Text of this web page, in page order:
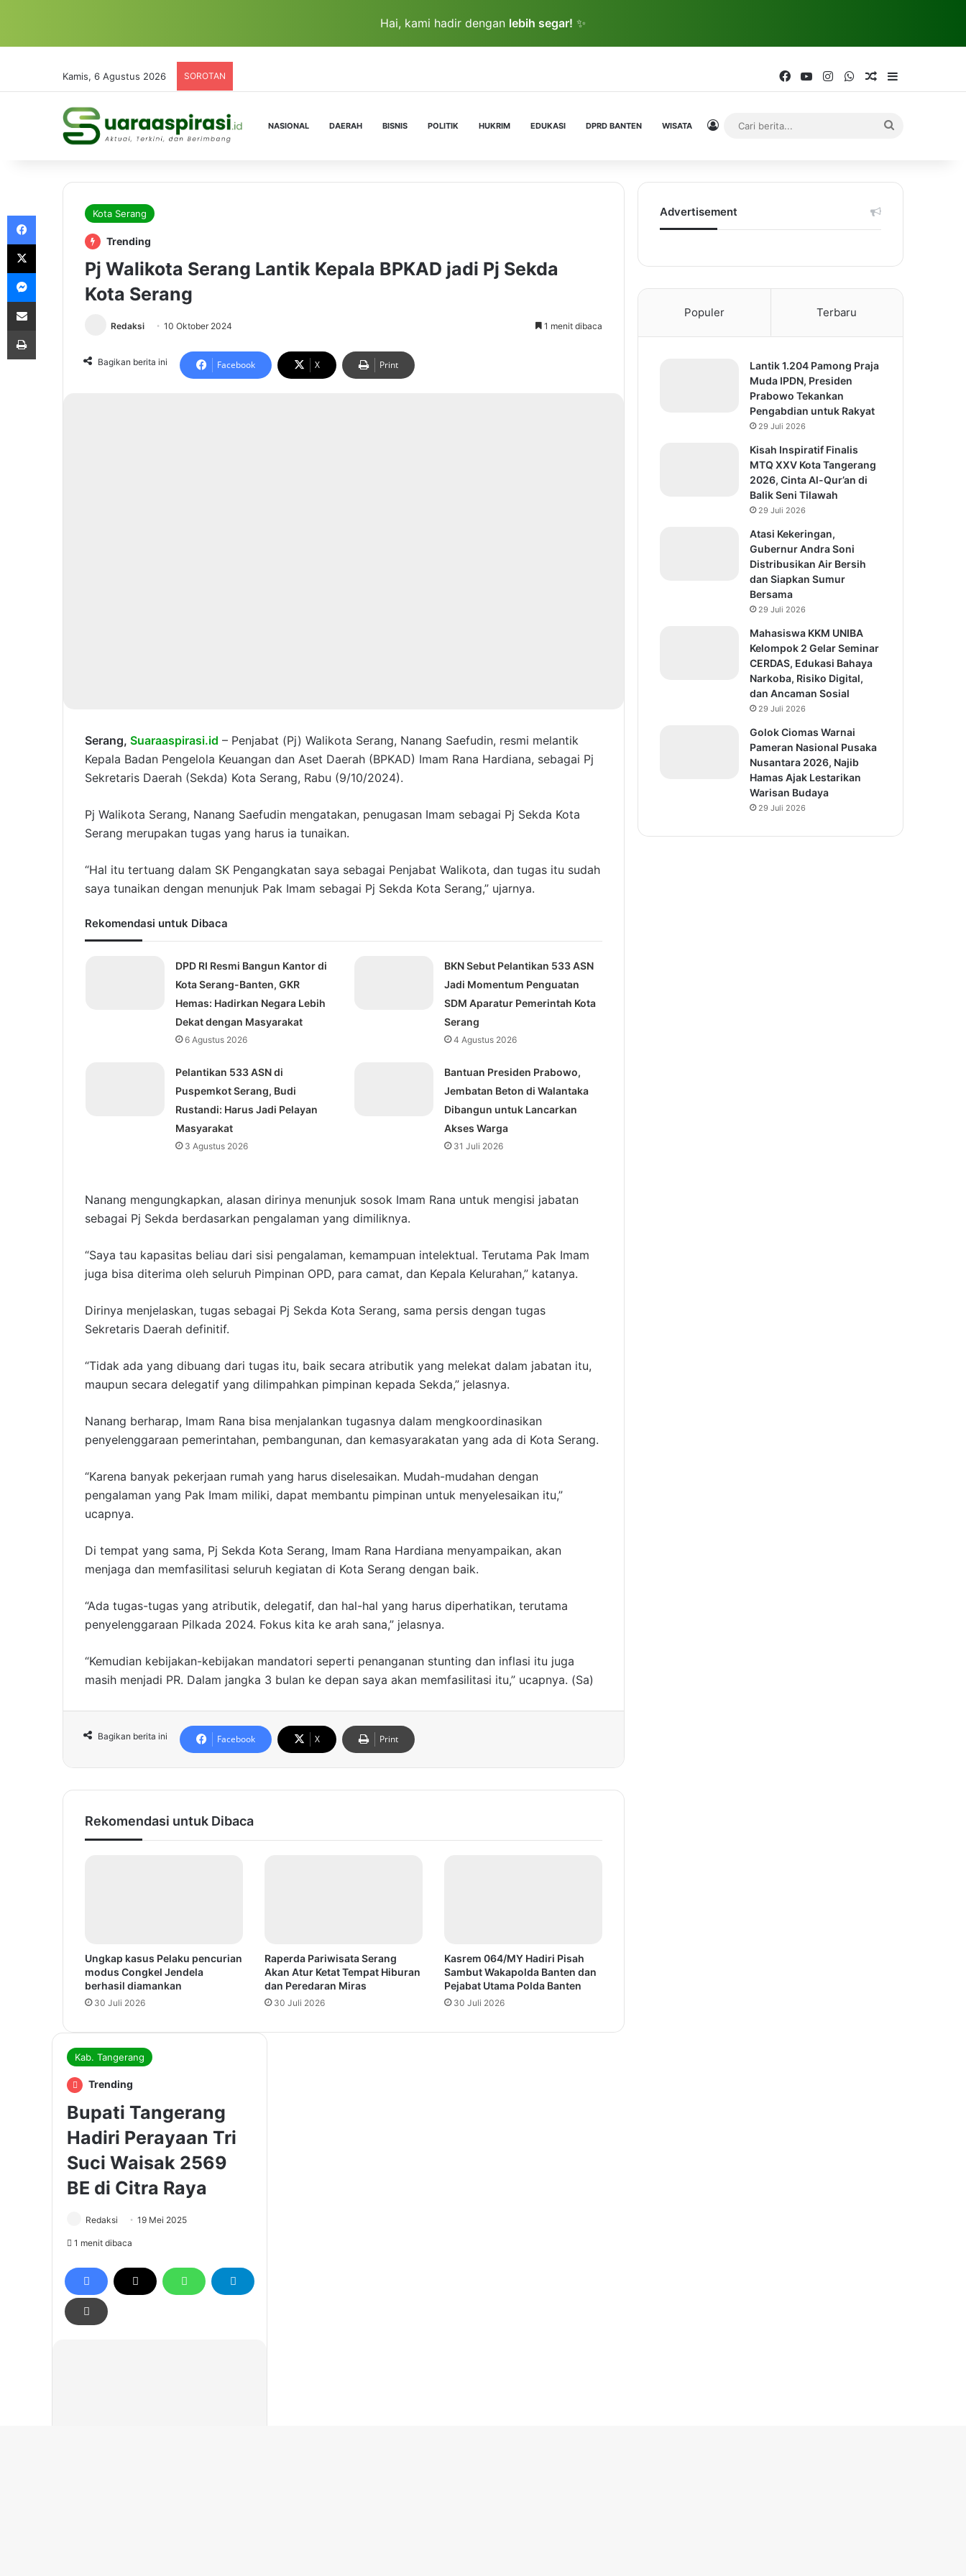
Hai, kami hadir dengan lebih segar! ✨
Kamis, 6 Agustus 2026 SOROTAN FacebookYouTubeInstagramWhatsAppRandom Article
NASIONAL DAERAH BISNIS POLITIK HUKRIM EDUKASI DPRD BANTEN WISATA Log In
Kota Serang
Trending
Pj Walikota Serang Lantik Kepala BPKAD jadi Pj Sekda
Kota Serang
Redaksi 10 Oktober 2024 1 menit dibaca
Bagikan berita ini Facebook X Print
Serang, Suaraaspirasi.id – Penjabat (Pj) Walikota Serang, Nanang Saefudin, resmi melantik
Kepala Badan Pengelola Keuangan dan Aset Daerah (BPKAD) Imam Rana Hardiana, sebagai Pj
Sekretaris Daerah (Sekda) Kota Serang, Rabu (9/10/2024).
Pj Walikota Serang, Nanang Saefudin mengatakan, penugasan Imam sebagai Pj Sekda Kota
Serang merupakan tugas yang harus ia tunaikan.
“Hal itu tertuang dalam SK Pengangkatan saya sebagai Penjabat Walikota, dan tugas itu sudah
saya tunaikan dengan menunjuk Pak Imam sebagai Pj Sekda Kota Serang,” ujarnya.
Rekomendasi untuk Dibaca
DPD RI Resmi Bangun Kantor di
Kota Serang-Banten, GKR
Hemas: Hadirkan Negara Lebih
Dekat dengan Masyarakat
6 Agustus 2026
BKN Sebut Pelantikan 533 ASN
Jadi Momentum Penguatan
SDM Aparatur Pemerintah Kota
Serang
4 Agustus 2026
Pelantikan 533 ASN di
Puspemkot Serang, Budi
Rustandi: Harus Jadi Pelayan
Masyarakat
3 Agustus 2026
Bantuan Presiden Prabowo,
Jembatan Beton di Walantaka
Dibangun untuk Lancarkan
Akses Warga
31 Juli 2026
Nanang mengungkapkan, alasan dirinya menunjuk sosok Imam Rana untuk mengisi jabatan
sebagai Pj Sekda berdasarkan pengalaman yang dimiliknya.
“Saya tau kapasitas beliau dari sisi pengalaman, kemampuan intelektual. Terutama Pak Imam
juga bisa diterima oleh seluruh Pimpinan OPD, para camat, dan Kepala Kelurahan,” katanya.
Dirinya menjelaskan, tugas sebagai Pj Sekda Kota Serang, sama persis dengan tugas
Sekretaris Daerah definitif.
“Tidak ada yang dibuang dari tugas itu, baik secara atributik yang melekat dalam jabatan itu,
maupun secara delegatif yang dilimpahkan pimpinan kepada Sekda,” jelasnya.
Nanang berharap, Imam Rana bisa menjalankan tugasnya dalam mengkoordinasikan
penyelenggaraan pemerintahan, pembangunan, dan kemasyarakatan yang ada di Kota Serang.
“Karena banyak pekerjaan rumah yang harus diselesaikan. Mudah-mudahan dengan
pengalaman yang Pak Imam miliki, dapat membantu pimpinan untuk menyelesaikan itu,”
ucapnya.
Di tempat yang sama, Pj Sekda Kota Serang, Imam Rana Hardiana menyampaikan, akan
menjaga dan memfasilitasi seluruh kegiatan di Kota Serang dengan baik.
“Ada tugas-tugas yang atributik, delegatif, dan hal-hal yang harus diperhatikan, terutama
penyelenggaraan Pilkada 2024. Fokus kita ke arah sana,” jelasnya.
“Kemudian kebijakan-kebijakan mandatori seperti penanganan stunting dan inflasi itu juga
masih menjadi PR. Dalam jangka 3 bulan ke depan saya akan memfasilitasi itu,” ucapnya. (Sa)
Bagikan berita ini Facebook X Print
Rekomendasi untuk Dibaca
Ungkap kasus Pelaku pencurian
modus Congkel Jendela
berhasil diamankan
30 Juli 2026
Raperda Pariwisata Serang
Akan Atur Ketat Tempat Hiburan
dan Peredaran Miras
30 Juli 2026
Kasrem 064/MY Hadiri Pisah
Sambut Wakapolda Banten dan
Pejabat Utama Polda Banten
30 Juli 2026
Advertisement
Populer Terbaru
Lantik 1.204 Pamong Praja
Muda IPDN, Presiden
Prabowo Tekankan
Pengabdian untuk Rakyat
29 Juli 2026
Kisah Inspiratif Finalis
MTQ XXV Kota Tangerang
2026, Cinta Al-Qur’an di
Balik Seni Tilawah
29 Juli 2026
Atasi Kekeringan,
Gubernur Andra Soni
Distribusikan Air Bersih
dan Siapkan Sumur
Bersama
29 Juli 2026
Mahasiswa KKM UNIBA
Kelompok 2 Gelar Seminar
CERDAS, Edukasi Bahaya
Narkoba, Risiko Digital,
dan Ancaman Sosial
29 Juli 2026
Golok Ciomas Warnai
Pameran Nasional Pusaka
Nusantara 2026, Najib
Hamas Ajak Lestarikan
Warisan Budaya
29 Juli 2026
Messenger